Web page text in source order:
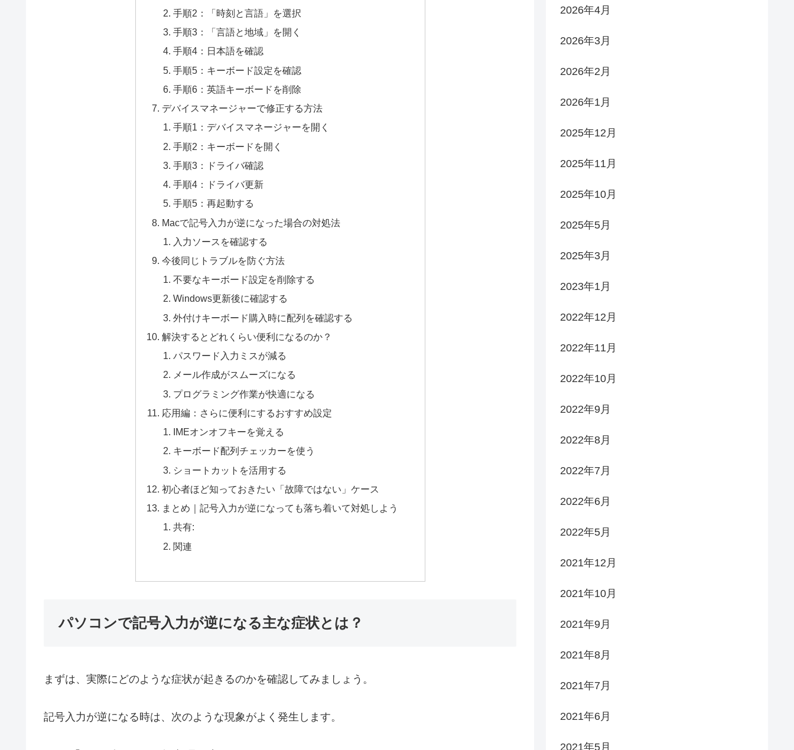
手順2：「時刻と言語」を選択
手順3：「言語と地域」を開く
手順4：日本語を確認
手順5：キーボード設定を確認
手順6：英語キーボードを削除
デバイスマネージャーで修正する方法
手順1：デバイスマネージャーを開く
手順2：キーボードを開く
手順3：ドライバ確認
手順4：ドライバ更新
手順5：再起動する
Macで記号入力が逆になった場合の対処法
入力ソースを確認する
今後同じトラブルを防ぐ方法
不要なキーボード設定を削除する
Windows更新後に確認する
外付けキーボード購入時に配列を確認する
解決するとどれくらい便利になるのか？
パスワード入力ミスが減る
メール作成がスムーズになる
プログラミング作業が快適になる
応用編：さらに便利にするおすすめ設定
IMEオンオフキーを覚える
キーボード配列チェッカーを使う
ショートカットを活用する
初心者ほど知っておきたい「故障ではない」ケース
まとめ｜記号入力が逆になっても落ち着いて対処しよう
共有:
関連
パソコンで記号入力が逆になる主な症状とは？
まずは、実際にどのような症状が起きるのかを確認してみましょう。
記号入力が逆になる時は、次のような現象がよく発生します。
2026年4月
2026年3月
2026年2月
2026年1月
2025年12月
2025年11月
2025年10月
2025年5月
2025年3月
2023年1月
2022年12月
2022年11月
2022年10月
2022年9月
2022年8月
2022年7月
2022年6月
2022年5月
2021年12月
2021年10月
2021年9月
2021年8月
2021年7月
2021年6月
2021年5月